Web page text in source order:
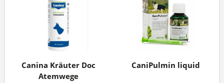
Canina Kräuter Doc
Atemwege
CaniPulmin liquid